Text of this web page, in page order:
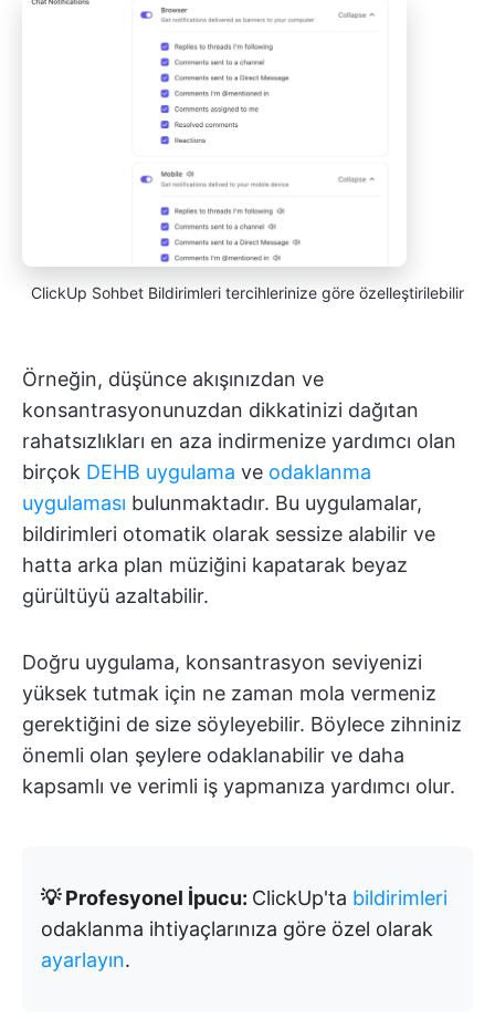
ClickUp Sohbet Bildirimleri tercihlerinize göre özelleştirilebilir
Örneğin, düşünce akışınızdan ve
konsantrasyonunuzdan dikkatinizi dağıtan
rahatsızlıkları en aza indirmenize yardımcı olan
birçok DEHB uygulama ve odaklanma
uygulaması bulunmaktadır. Bu uygulamalar,
bildirimleri otomatik olarak sessize alabilir ve
hatta arka plan müziğini kapatarak beyaz
gürültüyü azaltabilir.
Doğru uygulama, konsantrasyon seviyenizi
yüksek tutmak için ne zaman mola vermeniz
gerektiğini de size söyleyebilir. Böylece zihniniz
önemli olan şeylere odaklanabilir ve daha
kapsamlı ve verimli iş yapmanıza yardımcı olur.
💡 Profesyonel İpucu: ClickUp'ta bildirimleri
odaklanma ihtiyaçlarınıza göre özel olarak
ayarlayın.